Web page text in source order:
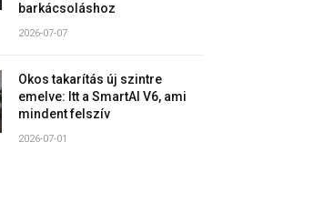
barkácsoláshoz
2026-07-07
Okos takarítás új szintre
emelve: Itt a SmartAI V6, ami
mindent felszív
2026-07-01